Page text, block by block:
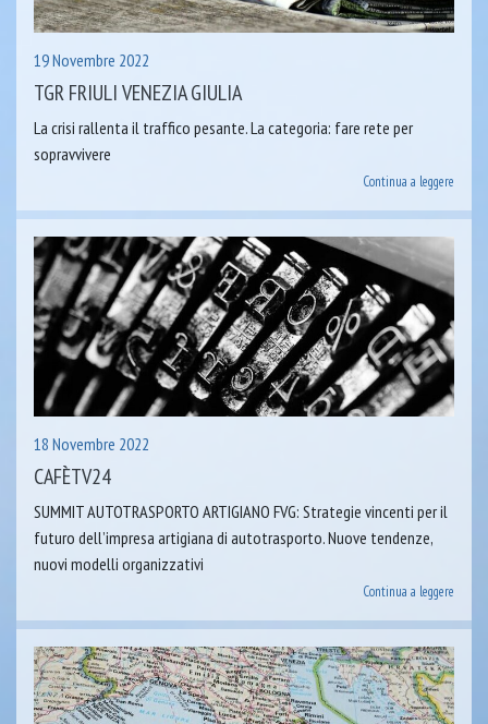
19 Novembre 2022
TGR FRIULI VENEZIA GIULIA
La crisi rallenta il traffico pesante. La categoria: fare rete per
sopravvivere
Continua a leggere
18 Novembre 2022
CAFÈTV24
SUMMIT AUTOTRASPORTO ARTIGIANO FVG: Strategie vincenti per il
futuro dell’impresa artigiana di autotrasporto. Nuove tendenze,
nuovi modelli organizzativi
Continua a leggere